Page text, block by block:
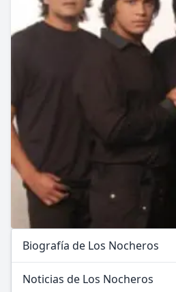
Biografía de Los Nocheros
Noticias de Los Nocheros